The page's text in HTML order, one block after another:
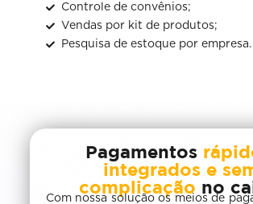
Controle de convênios;
Vendas por kit de produtos;
Pesquisa de estoque por empresa.
Pagamentos
integrados e
complicação no
Com nossa solução os meios de